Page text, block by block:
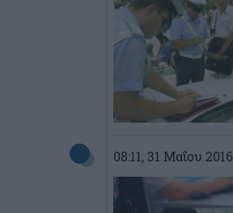
08:11, 31 Μαΐου 2016